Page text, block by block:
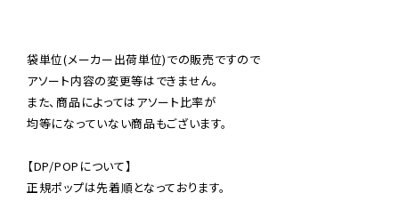
袋単位(メーカー出荷単位)での販売ですので
アソート内容の変更等はできません。
また、商品によってはアソート比率が
均等になっていない商品もございます。
【DP/POPについて】
正規ポップは先着順となっております。